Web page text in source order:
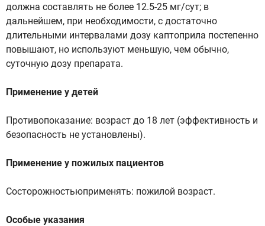
должна составлять не более 12.5-25 мг/сут; в
дальнейшем, при необходимости, с достаточно
длительными интервалами дозу каптоприла постепенно
повышают, но используют меньшую, чем обычно,
суточную дозу препарата.
Применение у детей
Противопоказание: возраст до 18 лет (эффективность и
безопасность не установлены).
Применение у пожилых пациентов
Состорожностьюприменять: пожилой возраст.
Особые указания